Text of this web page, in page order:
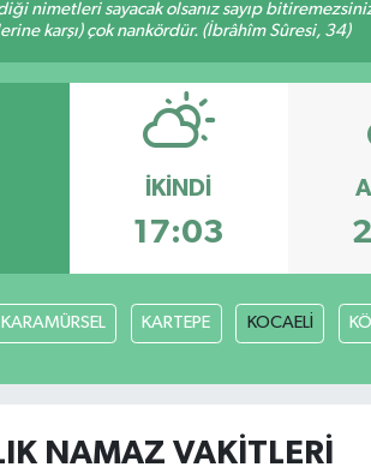
nimetleri sayacak olsanız sayıp
karşı) çok nankördür. (İbrâhîm Sûresi, 34)
İKINDI
17:03
KARAMÜRSEL KARTEPE KOCAELİ
NAMAZ VAKITLERI